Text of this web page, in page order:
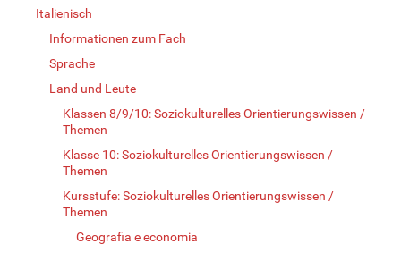
Italienisch
Informationen zum Fach
Sprache
Land und Leute
Klassen 8/9/10: Soziokulturelles Orientierungswissen /
Themen
Klasse 10: Soziokulturelles Orientierungswissen /
Themen
Kursstufe: Soziokulturelles Orientierungswissen /
Themen
Geografia e economia